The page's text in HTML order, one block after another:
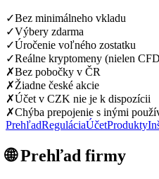
✓Bez minimálneho vkladu
✓Výbery zdarma
✓Úročenie voľného zostatku
✓Reálne kryptomeny (nielen
✗Bez pobočky v ČR
✗Žiadne české akcie
✗Účet v CZK nie je k dispozícii
✗Chýba prepojenie s inými
PrehľadReguláciaÚčetProdukty
🌐 Prehľad firmy